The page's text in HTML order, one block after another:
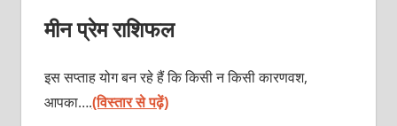
मीन प्रेम राशिफल
इस सप्ताह योग बन रहे हैं कि किसी न किसी कारणवश,
आपका….(विस्तार से पढ़ें)